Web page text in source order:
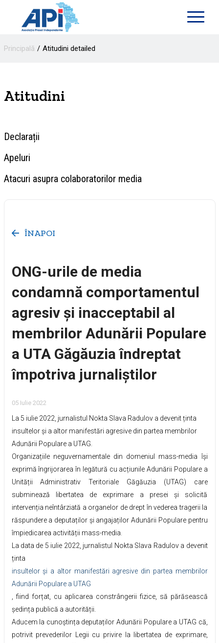
Principală Atitudini detailed
Atitudini
Declarații
Apeluri
Atacuri asupra colaboratorilor media
ÎNAPOI
ONG-urile de media
condamnă comportamentul
agresiv și inacceptabil al
membrilor Adunării Populare
a UTA Găgăuzia îndreptat
împotriva jurnaliștilor
05 Iulie 2022
La 5 iulie 2022, jurnalistul Nokta Slava Radulov a devenit ținta
insultelor și a altor manifestări agresive din partea membrilor
Adunării Populare a UTAG.
Organizațiile neguvernamentale din domeniul mass-media își
exprimă îngrijorarea în legătură cu acțiunile Adunării Populare a
Unității Administrativ Teritoriale Găgăuzia (UTAG) care
subminează libertatea de exprimare a presei și solicită
intervenția neîntârziată a organelor de drept în vederea tragerii la
răspundere a deputaților și angajaților Adunării Populare pentru
împiedicarea activității mass-media.
La data de 5 iulie 2022, jurnalistul Nokta Slava Radulov a devenit
ținta
insultelor și a altor manifestări agresive din partea membrilor
Adunării Populare a UTAG
, fiind forțat, cu aplicarea constrângerii fizice, să părăsească
ședința publică a autorității.
Aducem la cunoștința deputaților Adunării Populare a UTAG că,
potrivit prevederilor Legii cu privire la libertatea de exprimare,